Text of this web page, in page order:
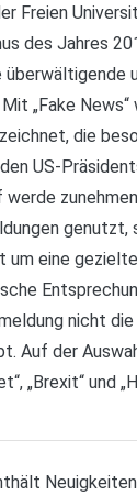
Freien
des Jahres
„Fake
die
US-
werde
genutzt,
um eine
nicht
Auf der
„Brexit“ und